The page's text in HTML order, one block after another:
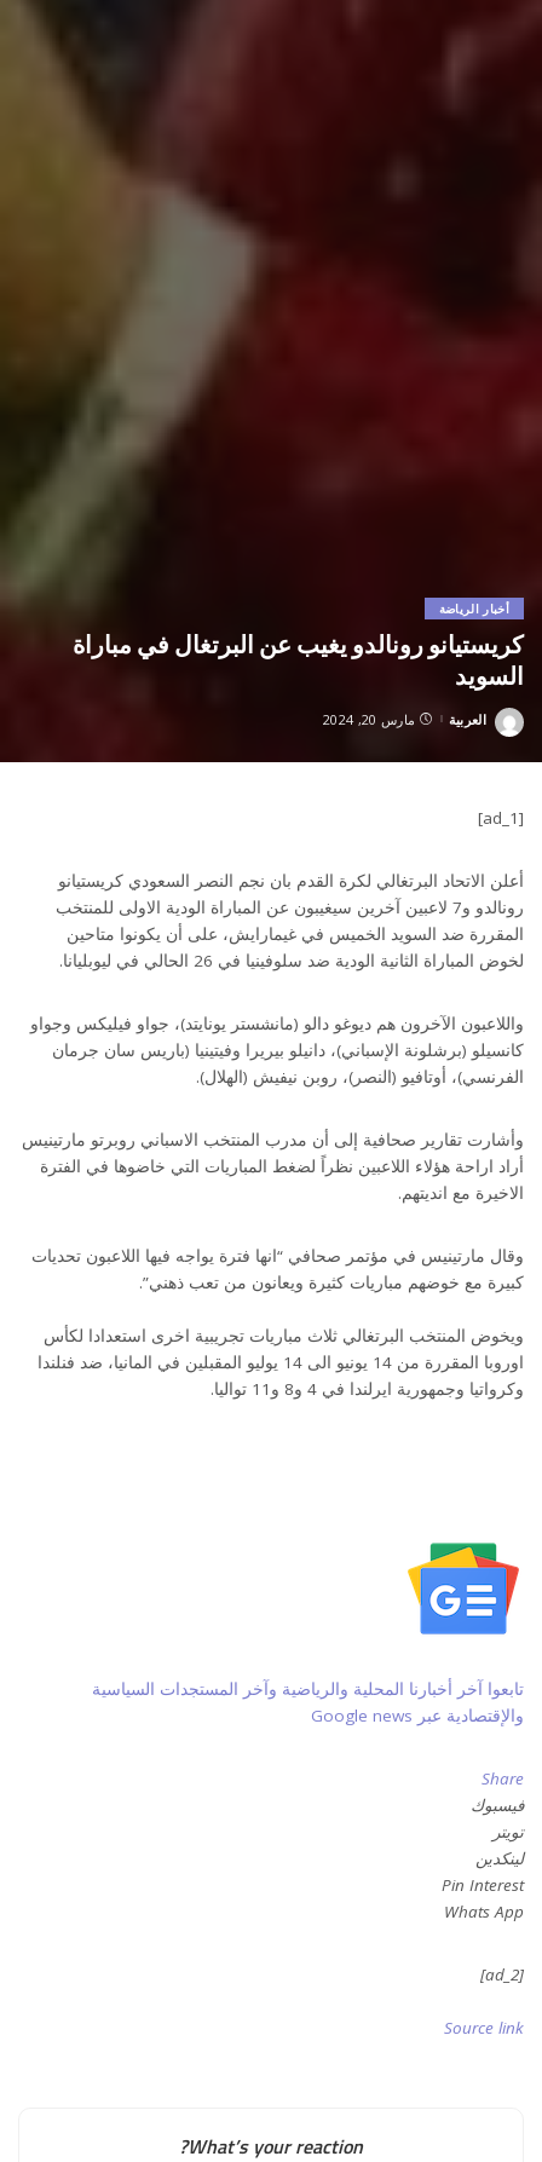
أخبار الرياضة
كريستيانو رونالدو يغيب عن البرتغال في مباراة
السويد
Posted
العربية مارس 20, 2024
[ad_1]
أعلن الاتحاد البرتغالي لكرة القدم بان نجم النصر السعودي كريستيانو
رونالدو و7 لاعبين آخرين سيغيبون عن المباراة الودية الاولى للمنتخب
المقررة ضد السويد الخميس في غيمارايش، على أن يكونوا متاحين
لخوض المباراة الثانية الودية ضد سلوفينيا في 26 الحالي في ليوبليانا.
واللاعبون الآخرون هم ديوغو دالو (مانشستر يونايتد)، جواو فيليكس وجواو
كانسيلو (برشلونة الإسباني)، دانيلو بيريرا وفيتينيا (باريس سان جرمان
الفرنسي)، أوتافيو (النصر)، روبن نيفيش (الهلال).
وأشارت تقارير صحافية إلى أن مدرب المنتخب الاسباني روبرتو مارتينيس
أراد اراحة هؤلاء اللاعبين نظراً لضغط المباريات التي خاضوها في الفترة
الاخيرة مع انديتهم.
وقال مارتينيس في مؤتمر صحافي “انها فترة يواجه فيها اللاعبون تحديات
كبيرة مع خوضهم مباريات كثيرة ويعانون من تعب ذهني”.
ويخوض المنتخب البرتغالي ثلاث مباريات تجريبية اخرى استعدادا لكأس
اوروبا المقررة من 14 يونيو الى 14 يوليو المقبلين في المانيا، ضد فنلندا
وكرواتيا وجمهورية ايرلندا في 4 و8 و11 تواليا.
تابعوا آخر أخبارنا المحلية والرياضية وآخر المستجدات السياسية
والإقتصادية عبر Google news
Share
فيسبوك
تويتر
لينكدين
Pin Interest
Whats App
[ad_2]
Source link
What’s your reaction?